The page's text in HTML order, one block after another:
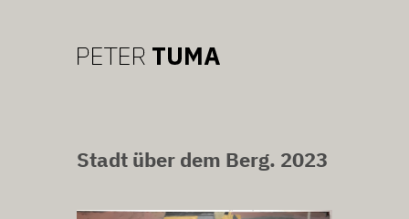
Stadt über dem Berg. 2023